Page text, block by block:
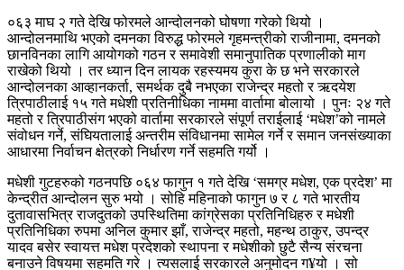
०६३ माघ २ गते देखि फोरमले आन्दोलनको घोषणा गरेको थियो ।
आन्दोलनमाथि भएको दमनका विरुद्ध फोरमले गृहमन्त्रीको राजीनामा, दमनको
छानविनका लागि आयोगको गठन र समावेशी समानुपातिक प्रणालीको माग
राखेको थियो । तर ध्यान दिन लायक रहस्यमय कुरा के छ भने सरकारले
आन्दोलनका आव्हानकर्ता, समर्थक दुबै नभएका राजेन्द्र महतो र ऋदयेश
त्रिपाठीलाई १५ गते मधेशी प्रतिनीधिका नाममा वार्तामा बोलायो । पुनः २४ गते
महतो र त्रिपाठीसंग भएको वार्तामा सरकारले संपूर्ण तराईलाई ‘मधेश’को नामले
संवोधन गर्ने, संघियतालाई अन्तरीम संविधानमा सामेल गर्ने र समान जनसंख्याका
आधारमा निर्वाचन क्षेत्रको निर्धारण गर्ने सहमति गर्यो ।
मधेशी गुटहरुको गठनपछि ०६४ फागुन १ गते देखि ‘समग्र मधेश, एक प्रदेश’ मा
केन्द्रीत आन्दोलन सुरु भयो । सोहि महिनाको फागुन ७ र ८ गते भारतीय
दुतावासभित्र राजदुतको उपस्थितिमा कांग्रेसका प्रतिनिधिहरु र मधेशी
प्रतिनिधिका रुपमा अनिल कुमार झाँ, राजेन्द्र महतो, महन्थ ठाकुर, उपन्द्र
यादव बसेर स्वायत्त मधेश प्रदेशको स्थापना र मधेशीको छुटै सैन्य संरचना
बनाउने विषयमा सहमति गरे । त्यसलाई सरकारले अनुमोदन ग¥यो । सो